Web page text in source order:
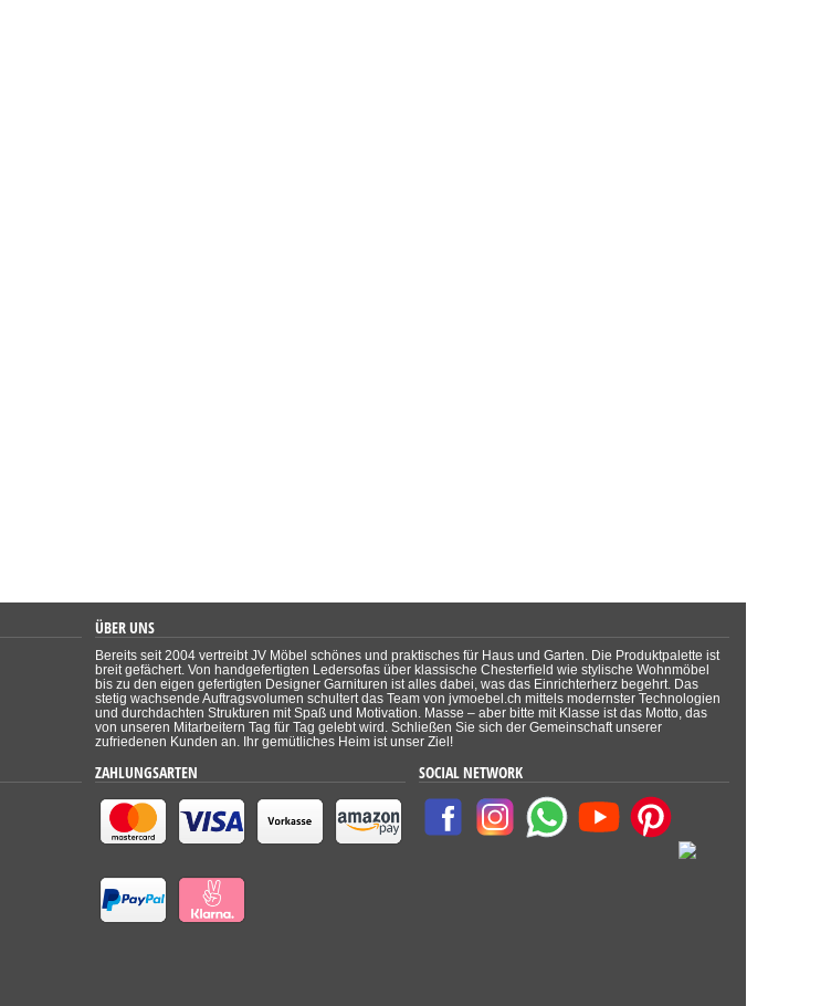
ÜBER UNS
Bereits seit 2004 vertreibt JV Möbel schönes und praktisches für Haus und Garten. Die Produktpalette ist
breit gefächert. Von handgefertigten Ledersofas über klassische Chesterfield wie stylische Wohnmöbel
bis zu den eigen gefertigten Designer Garnituren ist alles dabei, was das Einrichterherz begehrt. Das
stetig wachsende Auftragsvolumen schultert das Team von jvmoebel.ch mittels modernster Technologien
und durchdachten Strukturen mit Spaß und Motivation. Masse – aber bitte mit Klasse ist das Motto, das
von unseren Mitarbeitern Tag für Tag gelebt wird. Schließen Sie sich der Gemeinschaft unserer
zufriedenen Kunden an. Ihr gemütliches Heim ist unser Ziel!
ZAHLUNGSARTEN SOCIAL NETWORK